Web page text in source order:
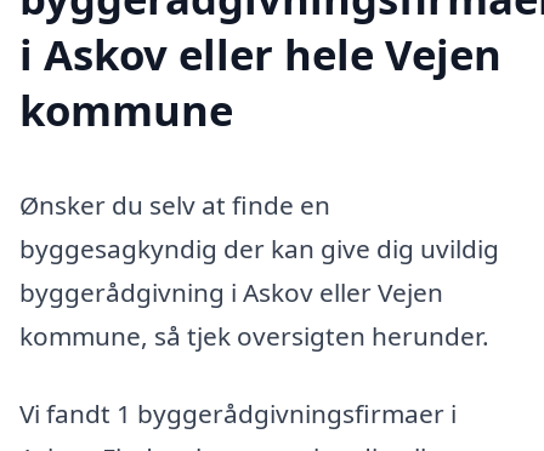
i Askov eller hele Vejen
kommune
Ønsker du selv at finde en
byggesagkyndig der kan give dig uvildig
byggerådgivning i Askov eller Vejen
kommune, så tjek oversigten herunder.
Vi fandt 1 byggerådgivningsfirmaer i